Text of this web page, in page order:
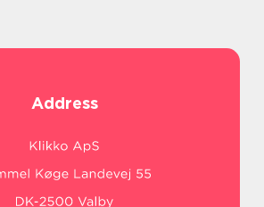
Address